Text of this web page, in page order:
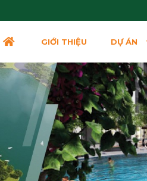
GIỚI THIỆU DỰ ÁN